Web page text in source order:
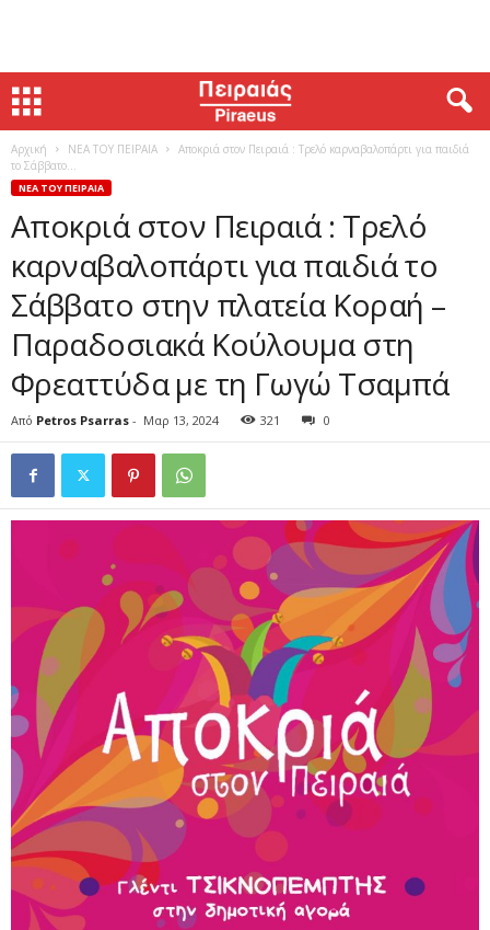
Αρχική ΝΕΑ ΤΟΥ ΠΕΙΡΑΙΑ
Αποκριά στον Πειραιά : Τρελό καρναβαλοπάρτι για παιδιά
το Σάββατο...
ΝΕΑ ΤΟΥ ΠΕΙΡΑΙΑ
Αποκριά στον Πειραιά : Τρελό
καρναβαλοπάρτι για παιδιά το
Σάββατο στην πλατεία Κοραή –
Παραδοσιακά Κούλουμα στη
Φρεαττύδα με τη Γωγώ Τσαμπά
Από Petros Psarras - Μαρ 13, 2024 321 0